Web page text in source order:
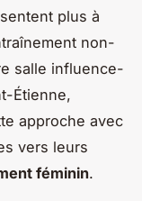
plus à
non-
salle influence-
Étienne,
approche avec
vers leurs
féminin.